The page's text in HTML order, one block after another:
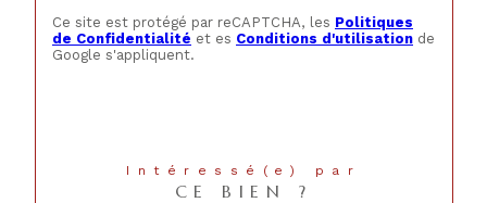
Ce site est protégé par reCAPTCHA, les Politiques
de Confidentialité et es Conditions d'utilisation de
Google s'appliquent.
Intéressé(e) par
CE BIEN ?